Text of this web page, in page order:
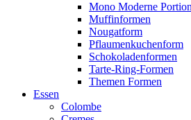
Mono Moderne
Muffinformen
Nougatform
Pflaumenkuchenform
Schokoladenformen
Tarte-Ring-Formen
Themen Formen
Essen
Colombe